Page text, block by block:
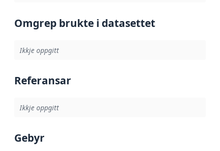
Omgrep brukte i datasettet
Ikkje oppgitt
Referansar
Ikkje oppgitt
Gebyr